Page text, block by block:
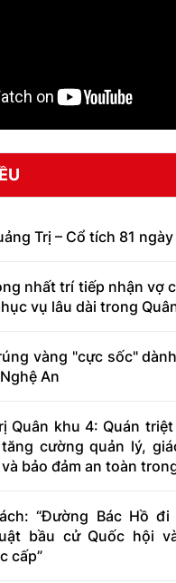
Trị – Cổ tích 81 ngày
nhất trí tiếp nhận vợ
vụ lâu dài trong
vàng "cực sốc"
An
Quân khu 4: Quán
cường quản lý,
bảo đảm an toàn
“Đường Bác Hồ đi
bầu cử Quốc hội
cấp”